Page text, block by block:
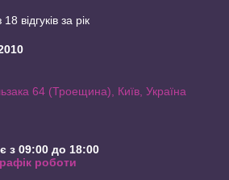
відгуків за рік
64 (Троещина), Київ, Україна
з 09:00 до 18:00
роботи